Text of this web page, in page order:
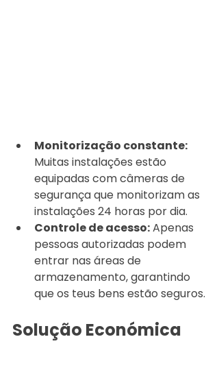
Monitorização constante:
Muitas instalações estão
equipadas com câmeras de
segurança que monitorizam as
instalações 24 horas por dia.
Controle de acesso: Apenas
pessoas autorizadas podem
entrar nas áreas de
armazenamento, garantindo
que os teus bens estão seguros.
Solução Económica